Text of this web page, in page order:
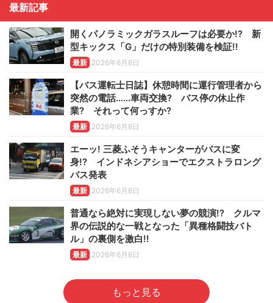
最新記事
開くパノラミックガラスルーフは必要か!? 新
型キックス「G」だけの特別装備を検証!!
最新 2026年6月8日
【バス運転士日誌】休憩時間に運行管理者から
突然の電話……車両交換? バス停の休止作
業? それって何っすか?
最新 2026年6月8日
エーッ! 三菱ふそうキャンターがバスに変
身!? インドネシアショーでエクストラロング
バス発表
最新 2026年6月8日
普通なら絶対に実現しない夢の競演!? クルマ
界の伝説的な一戦となった「異種格闘技バト
ル」の裏側を激白!!
最新 2026年6月8日
もっと見る